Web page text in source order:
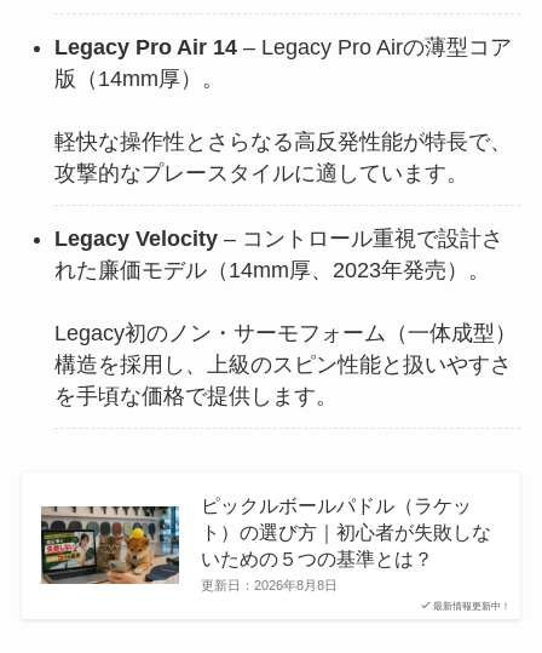
Legacy Pro Air 14– Legacy Pro Airの薄型コア
版（14mm厚）。
軽快な操作性とさらなる高反発性能が特長で、
攻撃的なプレースタイルに適しています。
Legacy Velocity– コントロール重視で設計さ
れた廉価モデル（14mm厚、2023年発売）。
Legacy初のノン・サーモフォーム（一体成型）
構造を採用し、上級のスピン性能と扱いやすさ
を手頃な価格で提供します。
最新情報更新中！
ピックルボールパドル（ラケッ
ト）の選び方｜初心者が失敗しな
いための５つの基準とは？
更新日： 2026年8月8日